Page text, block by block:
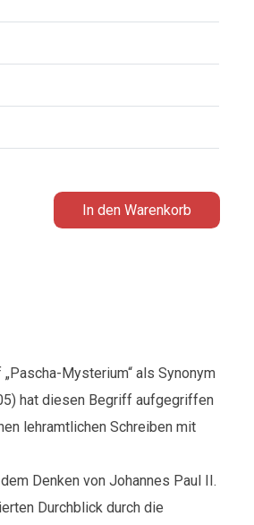
In den Warenkorb
Mysterium“ als Synonym
hat diesen Begriff aufgegriffen
lehramtlichen Schreiben mit
Denken von Johannes Paul II.
Durchblick durch die